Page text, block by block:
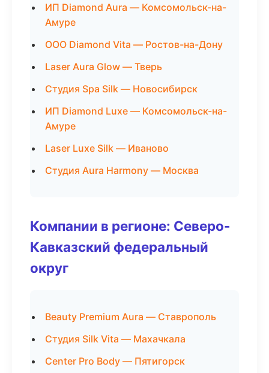
ИП Diamond Aura — Комсомольск-на-
Амуре
ООО Diamond Vita — Ростов-на-Дону
Laser Aura Glow — Тверь
Студия Spa Silk — Новосибирск
ИП Diamond Luxe — Комсомольск-на-
Амуре
Laser Luxe Silk — Иваново
Студия Aura Harmony — Москва
Компании в регионе: Северо-
Кавказский федеральный
округ
Beauty Premium Aura — Ставрополь
Студия Silk Vita — Махачкала
Center Pro Body — Пятигорск